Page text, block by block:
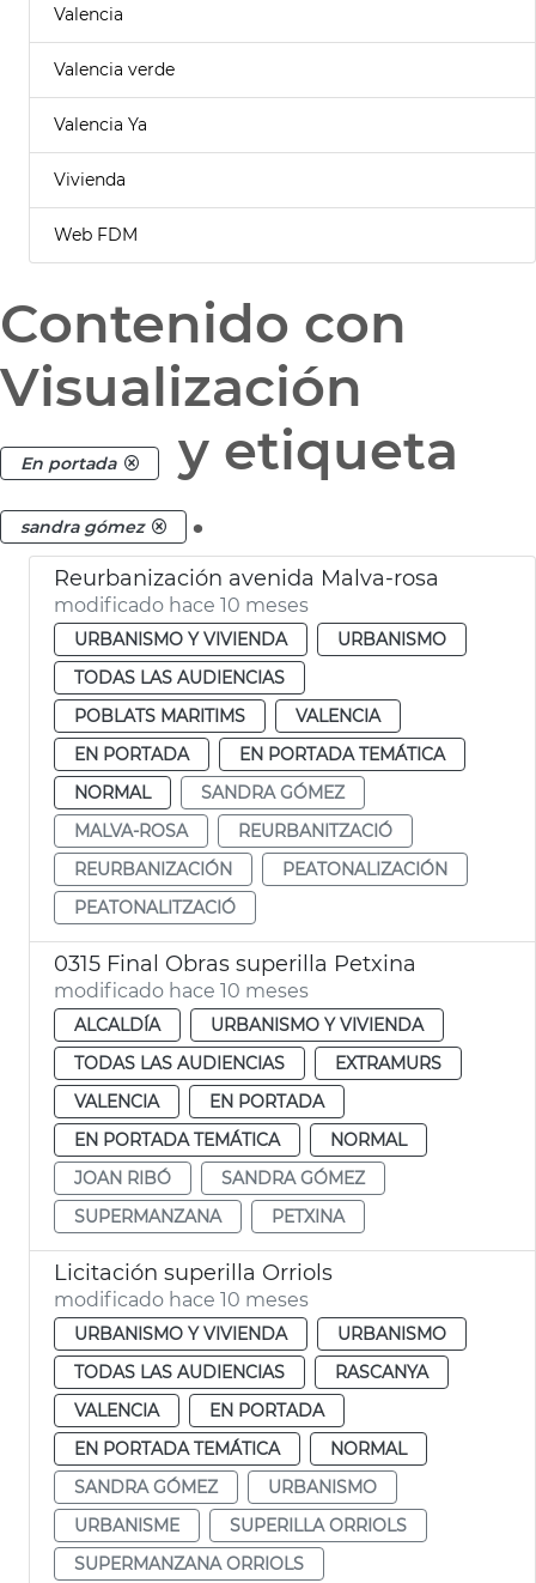
Valencia
Valencia verde
Valencia Ya
Vivienda
Web FDM
Contenido con
Visualización
En portada y etiqueta
sandra gómez .
Reurbanización avenida Malva-rosa
modificado hace 10 meses
URBANISMO Y VIVIENDA
URBANISMO
TODAS LAS AUDIENCIAS
POBLATS MARITIMS
VALENCIA
EN PORTADA
EN PORTADA TEMÁTICA
NORMAL
SANDRA GÓMEZ
MALVA-ROSA
REURBANITZACIÓ
REURBANIZACIÓN
PEATONALIZACIÓN
PEATONALITZACIÓ
0315 Final Obras superilla Petxina
modificado hace 10 meses
ALCALDÍA
URBANISMO Y VIVIENDA
TODAS LAS AUDIENCIAS
EXTRAMURS
VALENCIA
EN PORTADA
EN PORTADA TEMÁTICA
NORMAL
JOAN RIBÓ
SANDRA GÓMEZ
SUPERMANZANA
PETXINA
Licitación superilla Orriols
modificado hace 10 meses
URBANISMO Y VIVIENDA
URBANISMO
TODAS LAS AUDIENCIAS
RASCANYA
VALENCIA
EN PORTADA
EN PORTADA TEMÁTICA
NORMAL
SANDRA GÓMEZ
URBANISMO
URBANISME
SUPERILLA ORRIOLS
SUPERMANZANA ORRIOLS